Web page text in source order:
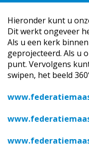
Hieronder kunt u
Dit werkt ongeveer
Als u een kerk
geprojecteerd. Als u
punt. Vervolgens
swipen, het beeld